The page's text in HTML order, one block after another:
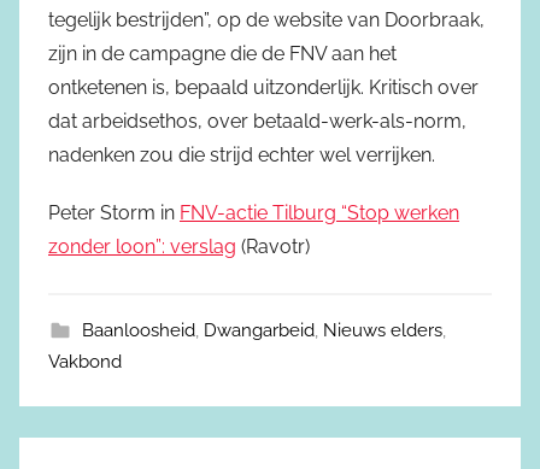
tegelijk bestrijden”, op de website van Doorbraak,
zijn in de campagne die de FNV aan het
ontketenen is, bepaald uitzonderlijk. Kritisch over
dat arbeidsethos, over betaald-werk-als-norm,
nadenken zou die strijd echter wel verrijken.
Peter Storm in FNV-actie Tilburg “Stop werken
zonder loon”: verslag (Ravotr)
Baanloosheid, Dwangarbeid, Nieuws elders,
Vakbond